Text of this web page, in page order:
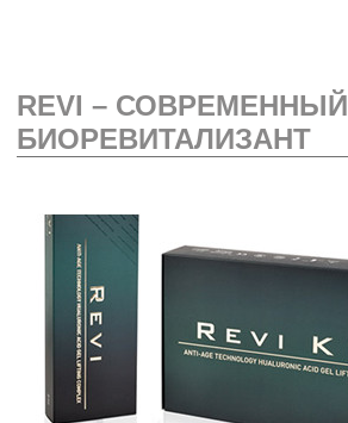
REVI – СОВРЕМЕННЫЙ
БИОРЕВИТАЛИЗАНТ